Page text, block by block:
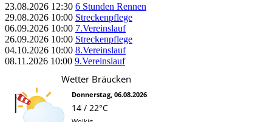
23.08.2026 12:30 6 Stunden Rennen
29.08.2026 10:00 Streckenpflege
06.09.2026 10:00 7.Vereinslauf
26.09.2026 10:00 Streckenpflege
04.10.2026 10:00 8.Vereinslauf
08.11.2026 10:00 9.Vereinslauf
Wetter Bräucken
Donnerstag, 06.08.2026
14 / 22°C